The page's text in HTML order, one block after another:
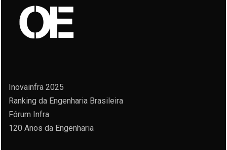
Inovainfra 2025
Ranking da Engenharia Brasileira
Fórum Infra
120 Anos da Engenharia